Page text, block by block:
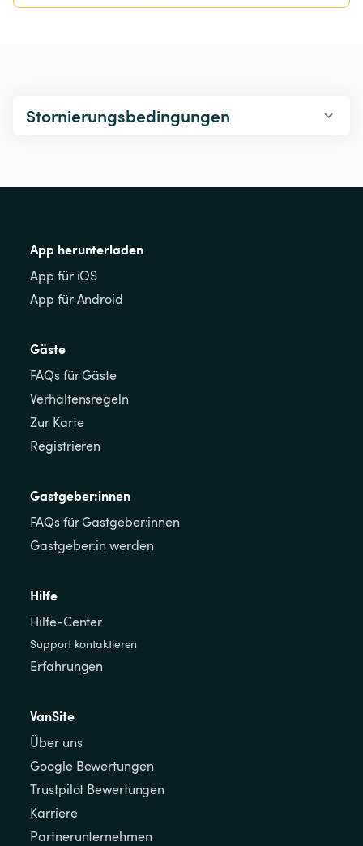
Stornierungsbedingungen
App herunterladen
App für iOS
App für Android
Gäste
FAQs für Gäste
Verhaltensregeln
Zur Karte
Registrieren
Gastgeber:innen
FAQs für Gastgeber:innen
Gastgeber:in werden
Hilfe
Hilfe-Center
Support kontaktieren
Erfahrungen
VanSite
Über uns
Google Bewertungen
Trustpilot Bewertungen
Karriere
Partnerunternehmen